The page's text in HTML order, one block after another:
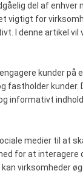
del af
vigtigt for
I denne artikel
kunder på
kunder.
informativt
medier til at
for at
virksomheder